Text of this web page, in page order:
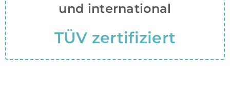
und international
TÜV zertifiziert